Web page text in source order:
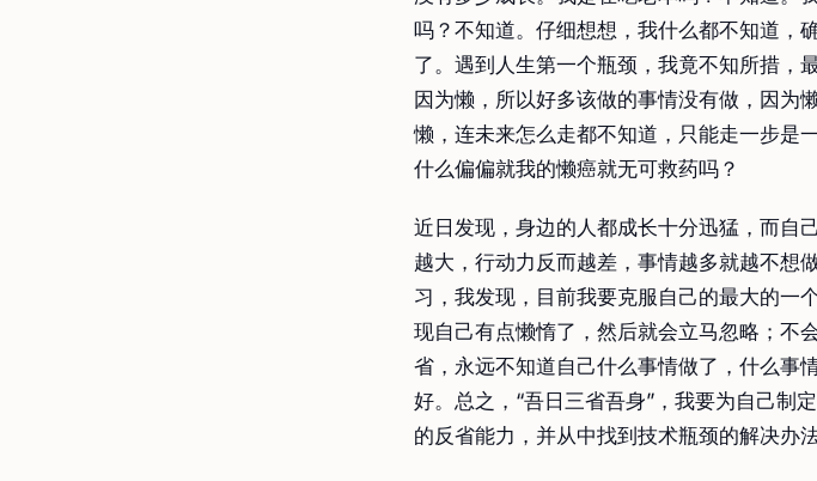
吗？不知道。仔细想想，我什么都不知道，
了。遇到人生第一个瓶颈，我竟不知所措，
因为懒，所以好多该做的事情没有做，因为
懒，连未来怎么走都不知道，只能走一步是
什么偏偏就我的懒癌就无可救药吗？
近日发现，身边的人都成长十分迅猛，而自
越大，行动力反而越差，事情越多就越不想
习，我发现，目前我要克服自己的最大的一
现自己有点懒惰了，然后就会立马忽略；不
省，永远不知道自己什么事情做了，什么事
好。总之，“吾日三省吾身”，我要为自己制
的反省能力，并从中找到技术瓶颈的解决办法